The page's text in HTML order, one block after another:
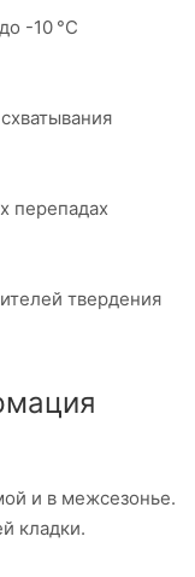
-10 °C
перепадах
твердения
и в межсезонье.
кладки.